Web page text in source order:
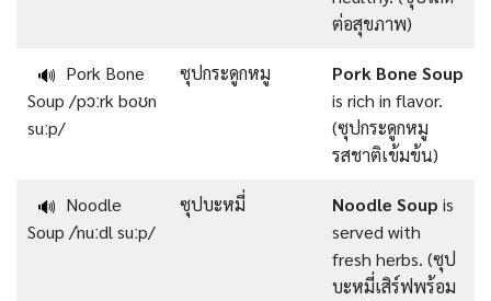
ต่อสุขภาพ)
🔊 Pork Bone
Soup /pɔːrk boʊn
suːp/
ซุปกระดูกหมู
Pork Bone Soup
is rich in flavor.
(ซุปกระดูกหมู
รสชาติเข้มข้น)
🔊 Noodle
Soup /ˈnuːdl suːp/
ซุปบะหมี่ Noodle Soup is
served with
fresh herbs. (ซุป
บะหมี่เสิร์ฟพร้อม